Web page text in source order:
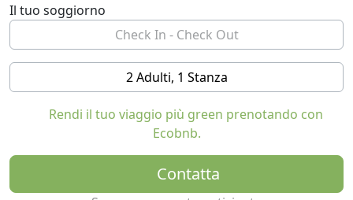
Il tuo soggiorno
2 Adulti, 1 Stanza
Rendi il tuo viaggio più green prenotando con
Ecobnb.
Contatta